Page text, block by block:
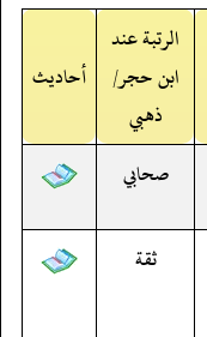
الرتبة عند
ابن حجر/
ذهبي
أحاديث
صحابي
ثقة